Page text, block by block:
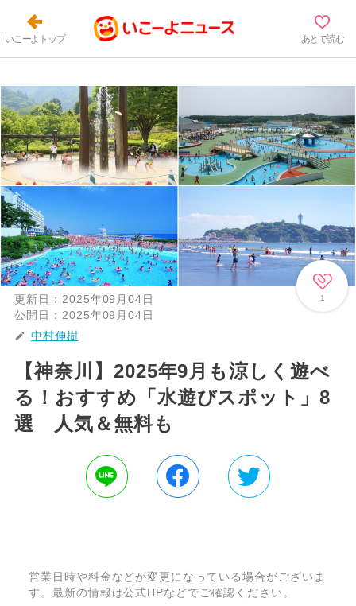
いこーよトップ あとで読む
1
更新日： 2025年09月04日
公開日： 2025年09月04日
中村伸樹
【神奈川】2025年9月も涼しく遊べ
る！おすすめ「水遊びスポット」8
選 人気＆無料も
営業日時や料金などが変更になっている場合がございま
す。最新の情報は公式HPなどでご確認ください。